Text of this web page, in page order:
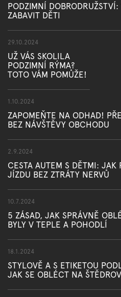
PODZIMNÍ
ZABAVIT DĚTI
29.10.2024
UŽ VÁS SKOLILA
PODZIMNÍ RÝMA?
TOTO VÁM POMŮŽE!
1.10.2024
ZAPOMEŇTE NA ODHAD!
BEZ NÁVŠTĚVY OBCHODU
2.9.2024
CESTA AUTEM S DĚTMI: JAK
JÍZDU BEZ ZTRÁTY NERVŮ
10.7.2024
5 ZÁSAD, JAK SPRÁVNĚ
BYLY V TEPLE A POHODLÍ
18.1.2024
STYLOVĚ A S ETIKETOU
JAK SE OBLÉCT NA